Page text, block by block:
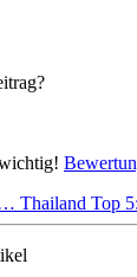
Thailand Top